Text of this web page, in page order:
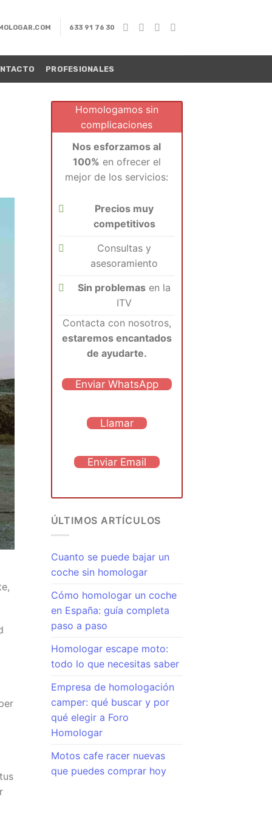
633 91 76 30
PROFESIONALES
Homologamos sin
complicaciones
Nos esforzamos al
100% en ofrecer el
mejor de los servicios:
Precios muy
competitivos
Consultas y
asesoramiento
Sin problemas en la
ITV
Contacta con nosotros,
estaremos encantados
de ayudarte.
Enviar WhatsApp
Llamar
Enviar Email
ÚLTIMOS ARTÍCULOS
Cuanto se puede bajar un
coche sin homologar
Cómo homologar un coche
en España: guía completa
paso a paso
Homologar escape moto:
todo lo que necesitas saber
Empresa de homologación
camper: qué buscar y por
qué elegir a Foro
Homologar
Motos cafe racer nuevas
que puedes comprar hoy